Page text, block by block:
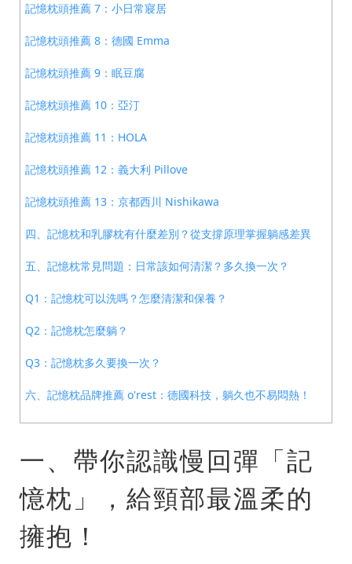
記憶枕頭推薦 7：小日常寢居
記憶枕頭推薦 8：德國 Emma
記憶枕頭推薦 9：眠豆腐
記憶枕頭推薦 10：亞汀
記憶枕頭推薦 11：HOLA
記憶枕頭推薦 12：義大利 Pillove
記憶枕頭推薦 13：京都西川 Nishikawa
四、記憶枕和乳膠枕有什麼差別？從支撐原理掌握躺感差異
五、記憶枕常見問題：日常該如何清潔？多久換一次？
Q1：記憶枕可以洗嗎？怎麼清潔和保養？
Q2：記憶枕怎麼躺？
Q3：記憶枕多久要換一次？
六、記憶枕品牌推薦 o'rest：德國科技，躺久也不易悶熱！
一、帶你認識慢回彈「記
憶枕」，給頸部最溫柔的
擁抱！